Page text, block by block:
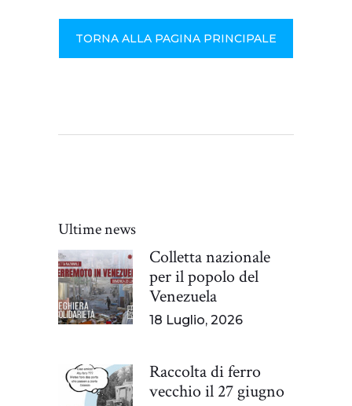
TORNA ALLA PAGINA PRINCIPALE
Ultime news
Colletta nazionale
per il popolo del
Venezuela
18 Luglio, 2026
Raccolta di ferro
vecchio il 27 giugno